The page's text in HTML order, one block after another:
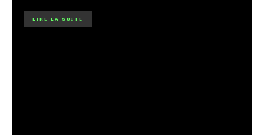
LIRE LA SUITE